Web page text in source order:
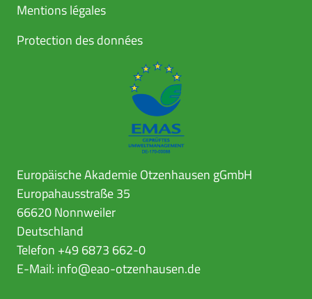
Mentions légales
Protection des données
Europäische Akademie Otzenhausen gGmbH
Europahausstraße 35
66620 Nonnweiler
Deutschland
Telefon +49 6873 662-0
E-Mail: info@eao-otzenhausen.de